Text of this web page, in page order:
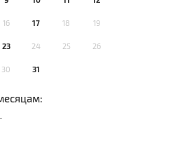
16 17 18 19
23 24 25 26
30 31